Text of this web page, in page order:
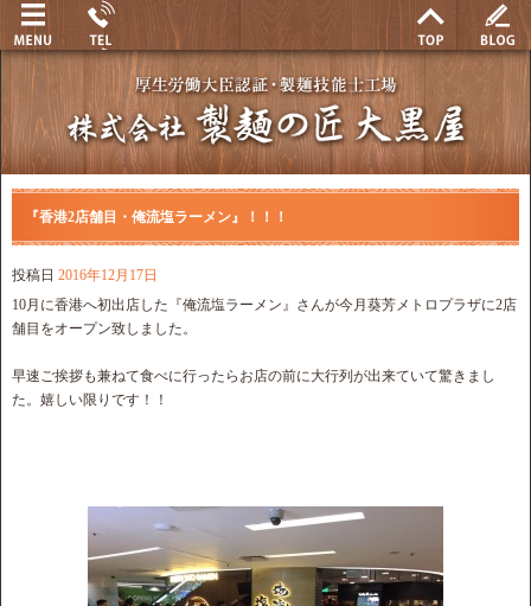
『香港2店舗目・俺流塩ラーメン』！！！
投稿日 2016年12月17日
10月に香港へ初出店した『俺流塩ラーメン』さんが今月葵芳メトロプラザに2店
舗目をオープン致しました。
早速ご挨拶も兼ねて食べに行ったらお店の前に大行列が出来ていて驚きまし
た。嬉しい限りです！！